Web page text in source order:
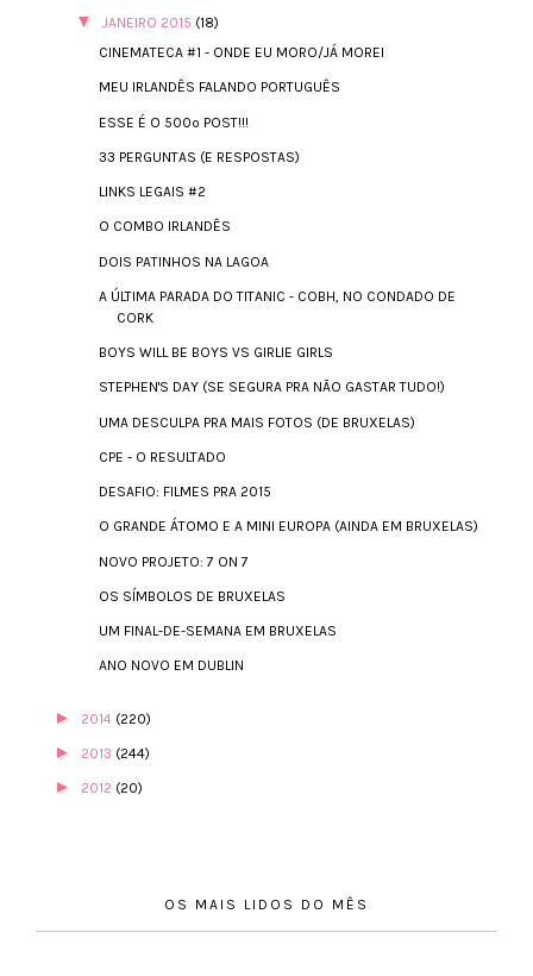
▼ JANEIRO 2015 (18)
CINEMATECA #1 - ONDE EU MORO/JÁ MOREI
MEU IRLANDÊS FALANDO PORTUGUÊS
ESSE É O 500º POST!!!
33 PERGUNTAS (E RESPOSTAS)
LINKS LEGAIS #2
O COMBO IRLANDÊS
DOIS PATINHOS NA LAGOA
A ÚLTIMA PARADA DO TITANIC - COBH, NO CONDADO DE
CORK
BOYS WILL BE BOYS VS GIRLIE GIRLS
STEPHEN'S DAY (SE SEGURA PRA NÃO GASTAR TUDO!)
UMA DESCULPA PRA MAIS FOTOS (DE BRUXELAS)
CPE - O RESULTADO
DESAFIO: FILMES PRA 2015
O GRANDE ÁTOMO E A MINI EUROPA (AINDA EM BRUXELAS)
NOVO PROJETO: 7 ON 7
OS SÍMBOLOS DE BRUXELAS
UM FINAL-DE-SEMANA EM BRUXELAS
ANO NOVO EM DUBLIN
► 2014 (220)
► 2013 (244)
► 2012 (20)
OS MAIS LIDOS DO MÊS